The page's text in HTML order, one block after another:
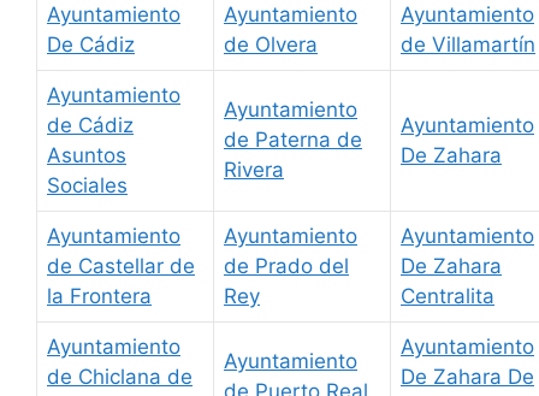
Ayuntamiento
De Cádiz
Ayuntamiento
de Olvera
Ayuntamiento
de Villamartín
Ayuntamiento
de Cádiz
Asuntos
Sociales
Ayuntamiento
de Paterna de
Rivera
Ayuntamiento
De Zahara
Ayuntamiento
de Castellar de
la Frontera
Ayuntamiento
de Prado del
Rey
Ayuntamiento
De Zahara
Centralita
Ayuntamiento
de Chiclana de
Ayuntamiento
de Puerto Real
Ayuntamiento
De Zahara De